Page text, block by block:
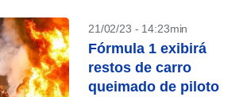
21/02/23 - 14:23min
Fórmula 1 exibirá
restos de carro
queimado de piloto